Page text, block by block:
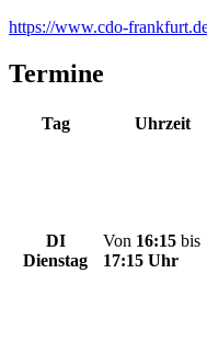
https://www.cdo-
Termine
Tag Uhrzeit
DI
Dienstag
Von 16:15 bis
17:15 Uhr